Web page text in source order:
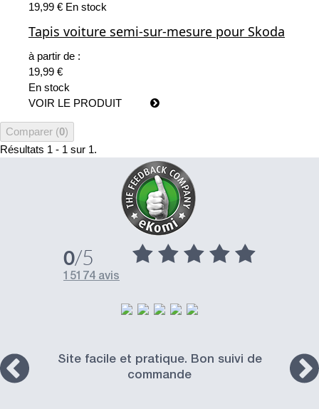
19,99 € En stock
Tapis voiture semi-sur-mesure pour Skoda
à partir de :
19,99 €
En stock
VOIR LE PRODUIT
Comparer (0)
Résultats 1 - 1 sur 1.
0/5
15174 avis
Site facile et pratique. Bon suivi de
commande